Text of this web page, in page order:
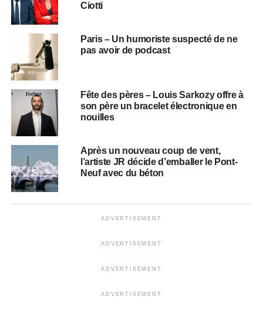
Ciotti
Paris – Un humoriste suspecté de ne
pas avoir de podcast
Fête des pères – Louis Sarkozy offre à
son père un bracelet électronique en
nouilles
Après un nouveau coup de vent,
l’artiste JR décide d’emballer le Pont-
Neuf avec du béton
ADVERTISEMENT
ADVERTISEMENT
ADVERTISEMENT
ADVERTISEMENT